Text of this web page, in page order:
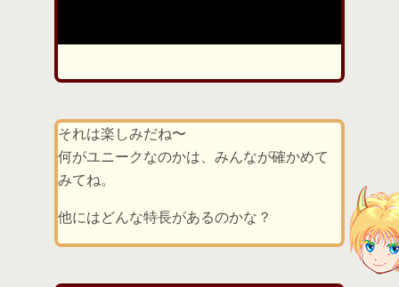
それは楽しみだね〜
何がユニークなのかは、みんなが確かめて
みてね。
他にはどんな特長があるのかな？